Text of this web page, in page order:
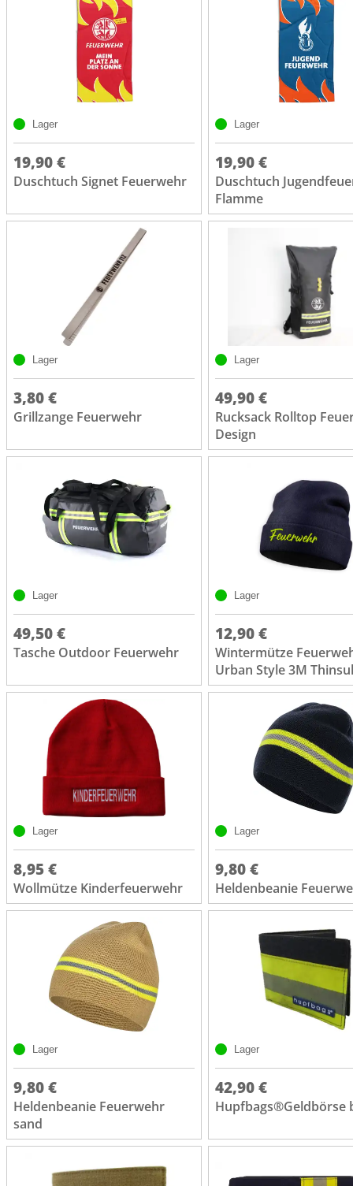
Lager
19,90 €
Duschtuch Signet Feuerwehr
Lager
19,90 €
Duschtuch
Flamme
Lager
3,80 €
Grillzange Feuerwehr
Lager
49,90 €
Rucksack Rolltop
Design
Lager
49,50 €
Tasche Outdoor Feuerwehr
Lager
12,90 €
Wintermütze
Urban Style 3M
Lager
8,95 €
Wollmütze Kinderfeuerwehr
Lager
9,80 €
Heldenbeanie
Lager
9,80 €
Heldenbeanie Feuerwehr
sand
Lager
42,90 €
Hupfbags®Geldbörse